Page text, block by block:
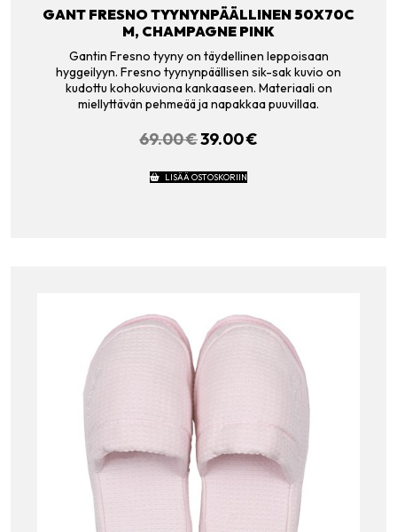
GANT FRESNO TYYNYNPÄÄLLINEN 50X70C
M, CHAMPAGNE PINK
Gantin Fresno tyyny on täydellinen leppoisaan
hyggeilyyn. Fresno tyynynpäällisen sik-sak kuvio on
kudottu kohokuviona kankaaseen. Materiaali on
miellyttävän pehmeää ja napakkaa puuvillaa.
69.00€ALKUPERÄINEN
OLI:
69.00 €.
39.00€
LISÄÄ OSTOSKORIIN